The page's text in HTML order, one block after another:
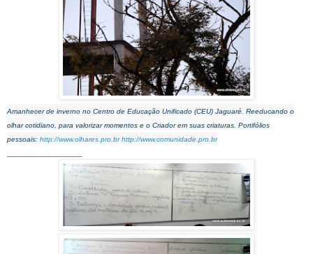
Amanhecer de inverno no Centro de Educação Unificado (CEU) Jaguaré. Reeducando o
olhar cotidiano, para valorizar momentos e o Criador em suas criaturas. Portifólios
pessoais: http://www.olhares.pro.brhttp://www.comunidade.pro.br